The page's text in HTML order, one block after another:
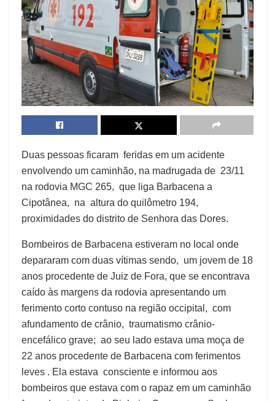
Duas pessoas ficaram feridas em um acidente
envolvendo um caminhão, na madrugada de 23/11
na rodovia MGC 265, que liga Barbacena a
Cipotânea, na altura do quilômetro 194,
proximidades do distrito de Senhora das Dores.
Bombeiros de Barbacena estiveram no local onde
depararam com duas vítimas sendo, um jovem de 18
anos procedente de Juiz de Fora, que se encontrava
caído às margens da rodovia apresentando um
ferimento corto contuso na região occipital, com
afundamento de crânio, traumatismo crânio-
encefálico grave; ao seu lado estava uma moça de
22 anos procedente de Barbacena com ferimentos
leves . Ela estava consciente e informou aos
bombeiros que estava com o rapaz em um caminhão